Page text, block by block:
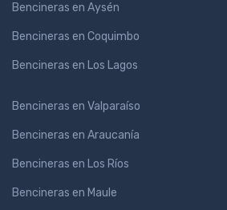
Bencineras en Aysén
Bencineras en Coquimbo
Bencineras en Los Lagos
Bencineras en Valparaíso
Bencineras en Araucanía
Bencineras en Los Ríos
Bencineras en Maule